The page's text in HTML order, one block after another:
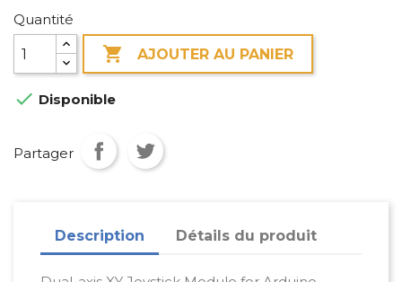
Quantité
 AJOUTER AU PANIER
 Disponible
Partager
Description Détails du produit